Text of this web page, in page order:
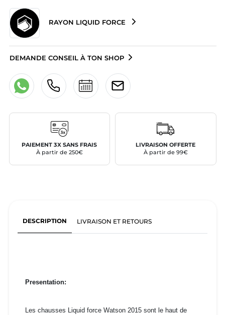
RAYON LIQUID FORCE
DEMANDE CONSEIL À TON SHOP
PAIEMENT 3X SANS FRAIS
À partir de 250€
LIVRAISON OFFERTE
À partir de 99€
DESCRIPTION LIVRAISON ET RETOURS
Presentation:
Les chausses Liquid force Watson 2015 sont le haut de